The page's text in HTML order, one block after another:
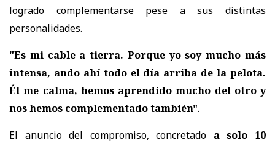
logrado complementarse pese a sus distintas
personalidades.
"Es mi cable a tierra. Porque yo soy mucho más
intensa, ando ahí todo el día arriba de la pelota.
Él me calma, hemos aprendido mucho del otro y
nos hemos complementado también".
El anuncio del compromiso, concretado a solo 10